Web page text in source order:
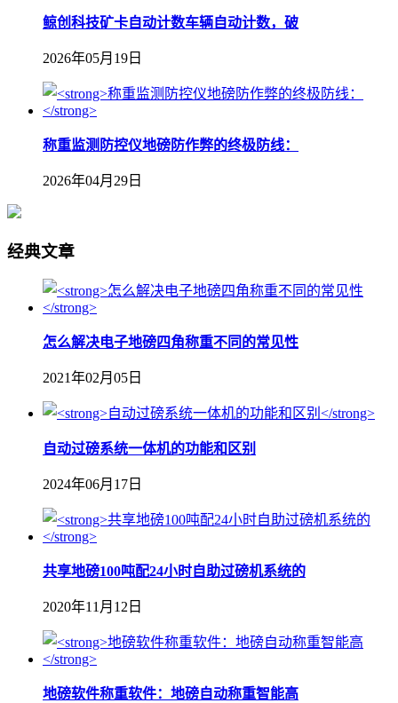
鲸创科技矿卡自动计数车辆自动计数，破
2026年05月19日
称重监测防控仪地磅防作弊的终极防线：
2026年04月29日
经典文章
怎么解决电子地磅四角称重不同的常见性
2021年02月05日
自动过磅系统一体机的功能和区别
2024年06月17日
共享地磅100吨配24小时自助过磅机系统的
2020年11月12日
地磅软件称重软件：地磅自动称重智能高